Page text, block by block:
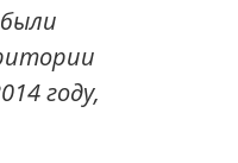
году,